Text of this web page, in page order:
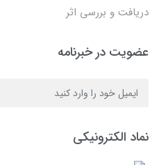
دریافت و بررسی اثر
عضویت در خبرنامه
نماد الکترونیکی